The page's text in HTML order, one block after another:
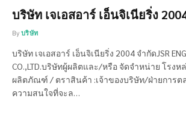
บริษัท เจเอสอาร์ เอ็นจิเนียริ่ง
By บริษัท
บริษัท เจเอสอาร์ เอ็นจิเนียริ่ง 2004 จำกัดJSR
CO.,LTD.บริษัทผู้ผลิตและ/หรือ จัดจำหน่าย โรง
ผลิตภัณฑ์ / ตราสินค้า :เจ้าของบริษัท/ฝ่ายการต
ความสนใจที่จะล…